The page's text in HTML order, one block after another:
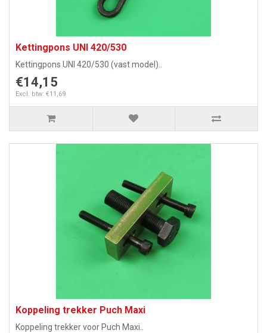
Kettingpons UNI 420/530
Kettingpons UNI 420/530 (vast model)..
€14,15
Excl. btw: €11,69
Koppeling trekker Puch Maxi
Koppeling trekker voor Puch Maxi..